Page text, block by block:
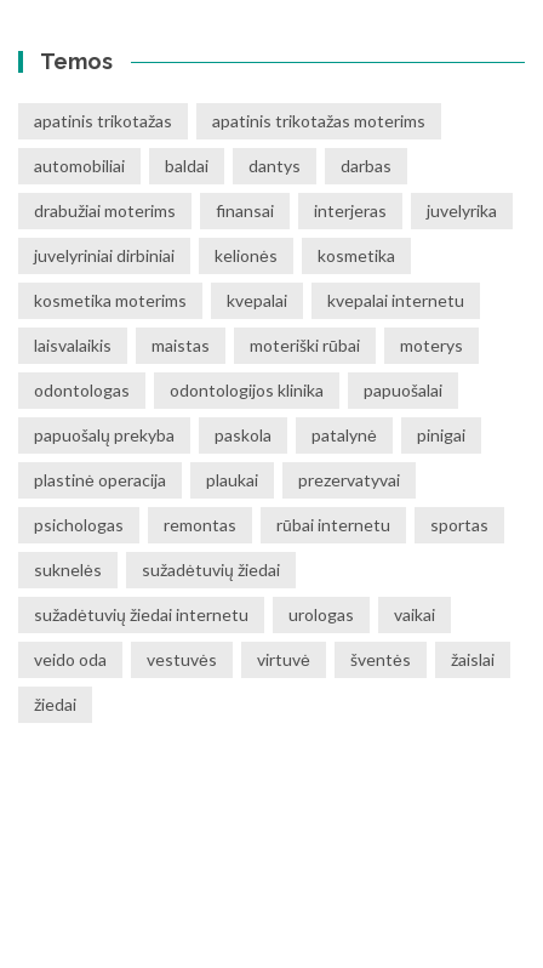
Temos
apatinis trikotažas apatinis trikotažas moterims
automobiliai baldai dantys darbas
drabužiai moterims finansai interjeras juvelyrika
juvelyriniai dirbiniai kelionės kosmetika
kosmetika moterims kvepalai kvepalai internetu
laisvalaikis maistas moteriški rūbai moterys
odontologas odontologijos klinika papuošalai
papuošalų prekyba paskola patalynė pinigai
plastinė operacija plaukai prezervatyvai
psichologas remontas rūbai internetu sportas
suknelės sužadėtuvių žiedai
sužadėtuvių žiedai internetu urologas vaikai
veido oda vestuvės virtuvė šventės žaislai
žiedai